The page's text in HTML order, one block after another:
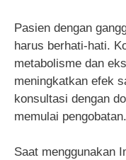
Pasien dengan
harus berhati-hati.
metabolisme dan
meningkatkan efek
konsultasi dengan
memulai pengobatan.
Saat menggunakan